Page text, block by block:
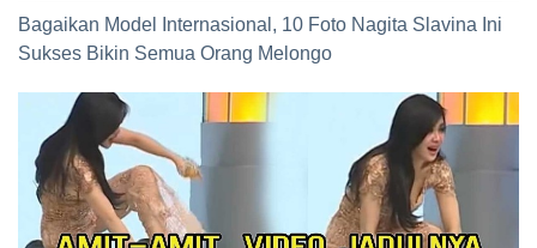
Bagaikan Model Internasional, 10 Foto Nagita Slavina Ini
Sukses Bikin Semua Orang Melongo